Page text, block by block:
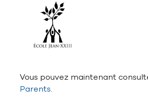
Aller à la navigation principale
Aller au contenu principal
Passer au pied de page
Vous pouvez maintenant
Parents.